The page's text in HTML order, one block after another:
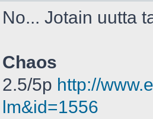
No... Jotain uutta
Chaos
2.5/5p http://
lm&id=1556